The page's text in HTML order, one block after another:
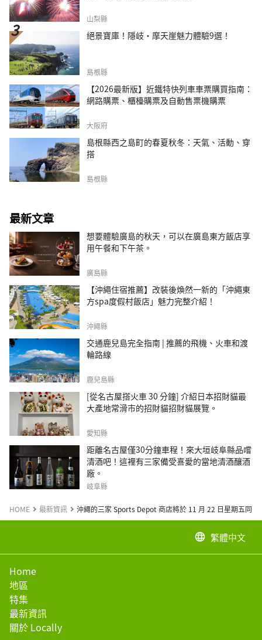
山梨縣
絕景寶庫！隱岐・摩天崖魅力體驗9選！
島根縣
【2026最新版】近鐵特快列車車票購買指南：
網路購票、櫃檯購票及自動售票機購票
大阪府
島根縣西之島町的春夏秋冬：天氣、活動、穿
搭
島根縣
最新文章
想要體驗廣島的秋天，可以在廣島東方飯店享
用午餐和下午茶。
廣島縣
【沖繩住宿推薦】改裝後煥然一新的「沖繩東
方spa度假村飯店」魅力完整介紹！
沖繩縣
交通鹿兒島完全指南 | 推薦的飛機、火車和渡
輪路線
鹿兒島縣
[從名古屋搭火車 30 分鐘] 介紹日本招財貓最
大產地常滑市的招財貓招財貓展覽。
愛知縣
距離名古屋僅30分鐘車程！來大垣岐阜縣品嚐
清酒吧！這裡有三家備受喜愛的當地清酒釀酒
廠。
岐阜縣
HOME 最新資訊 沖繩的三家 Sports Depot 商店將於 11 月 22 日星期五同時
language 繁體中文
Home
地區
特集
最新資訊
關於 Locally